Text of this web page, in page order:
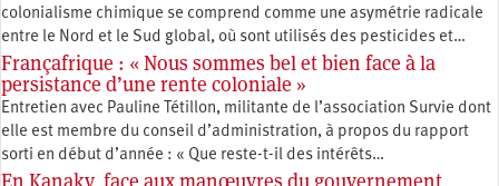
colonialisme chimique se comprend comme une asymétrie radicale
entre le Nord et le Sud global, où sont utilisés des pesticides et…
Françafrique : « Nous sommes bel et bien face à la
persistance d’une rente coloniale »
Entretien avec Pauline Tétillon, militante de l’association Survie dont
elle est membre du conseil d’administration, à propos du rapport
sorti en début d’année : « Que reste-t-il des intérêts…
En Kanaky, face aux manœuvres du gouvernement